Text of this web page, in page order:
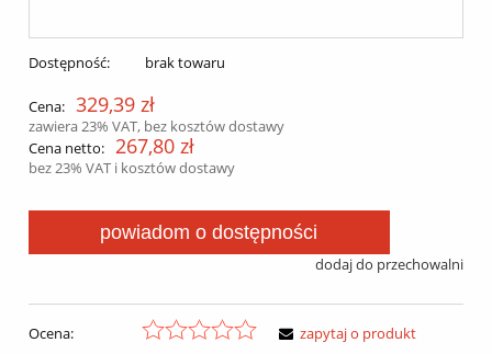
Dostępność: brak towaru
Cena: 329,39 zł
zawiera 23% VAT, bez kosztów dostawy
Cena netto: 267,80 zł
bez 23% VAT i kosztów dostawy
powiadom o dostępności
dodaj do przechowalni
Ocena:
zapytaj o produkt